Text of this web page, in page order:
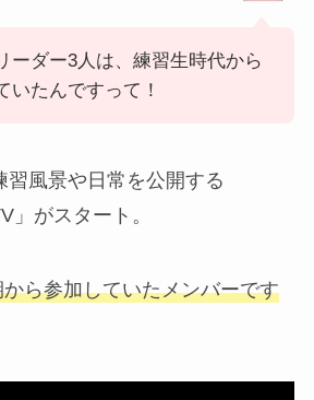
ーダー3人は、練習生時代から
いたんですって！
習風景や日常を公開する
」がスタート。
ら参加していたメンバーです